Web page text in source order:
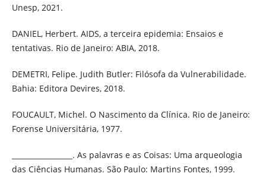
Unesp, 2021.
DANIEL, Herbert. AIDS, a terceira epidemia: Ensaios e
tentativas. Rio de Janeiro: ABIA, 2018.
DEMETRI, Felipe. Judith Butler: Filósofa da Vulnerabilidade.
Bahia: Editora Devires, 2018.
FOUCAULT, Michel. O Nascimento da Clínica. Rio de Janeiro:
Forense Universitária, 1977.
_________________. As palavras e as Coisas: Uma arqueologia
das Ciências Humanas. São Paulo: Martins Fontes, 1999.